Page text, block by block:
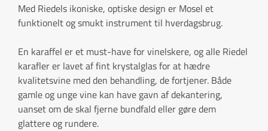
Med Riedels ikoniske, optiske design er Mosel et
funktionelt og smukt instrument til hverdagsbrug.
En karaffel er et must-have for vinelskere, og alle Riedel
karafler er lavet af fint krystalglas for at hædre
kvalitetsvine med den behandling, de fortjener. Både
gamle og unge vine kan have gavn af dekantering,
uanset om de skal fjerne bundfald eller gøre dem
glattere og rundere.